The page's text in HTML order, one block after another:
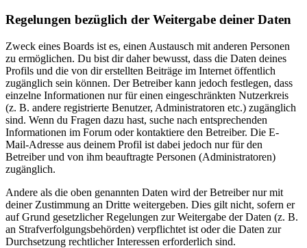
Regelungen bezüglich der Weitergabe deiner Daten
Zweck eines Boards ist es, einen Austausch mit anderen Personen
zu ermöglichen. Du bist dir daher bewusst, dass die Daten deines
Profils und die von dir erstellten Beiträge im Internet öffentlich
zugänglich sein können. Der Betreiber kann jedoch festlegen, dass
einzelne Informationen nur für einen eingeschränkten Nutzerkreis
(z. B. andere registrierte Benutzer, Administratoren etc.) zugänglich
sind. Wenn du Fragen dazu hast, suche nach entsprechenden
Informationen im Forum oder kontaktiere den Betreiber. Die E-
Mail-Adresse aus deinem Profil ist dabei jedoch nur für den
Betreiber und von ihm beauftragte Personen (Administratoren)
zugänglich.
Andere als die oben genannten Daten wird der Betreiber nur mit
deiner Zustimmung an Dritte weitergeben. Dies gilt nicht, sofern er
auf Grund gesetzlicher Regelungen zur Weitergabe der Daten (z. B.
an Strafverfolgungsbehörden) verpflichtet ist oder die Daten zur
Durchsetzung rechtlicher Interessen erforderlich sind.